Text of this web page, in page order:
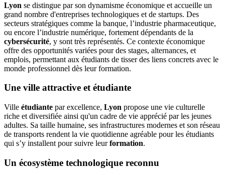
Lyon se distingue par son dynamisme économique et accueille un
grand nombre d'entreprises technologiques et de startups. Des
secteurs stratégiques comme la banque, l’industrie pharmaceutique,
ou encore l’industrie numérique, fortement dépendants de la
cybersécurité, y sont très représentés. Ce contexte économique
offre des opportunités variées pour des stages, alternances, et
emplois, permettant aux étudiants de tisser des liens concrets avec le
monde professionnel dès leur formation.
Une ville attractive et étudiante
Ville étudiante par excellence, Lyon propose une vie culturelle
riche et diversifiée ainsi qu'un cadre de vie apprécié par les jeunes
adultes. Sa taille humaine, ses infrastructures modernes et son réseau
de transports rendent la vie quotidienne agréable pour les étudiants
qui s’y installent pour suivre leurformation.
Un écosystème technologique reconnu